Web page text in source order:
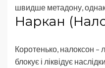
швидше метадону,
Наркан
Коротенько, налоксон –
блокує і ліквідує